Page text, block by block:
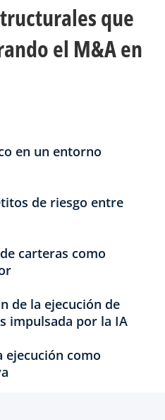
que
el M&A en
en un entorno
de riesgo entre
carteras como
de la ejecución de
impulsada por la IA
ejecución como